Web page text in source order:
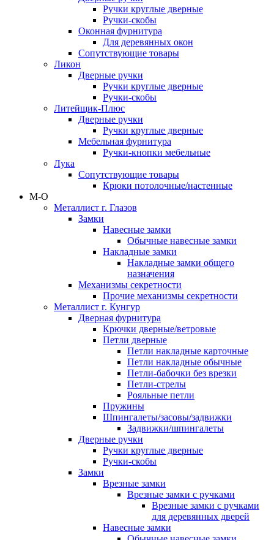
Ручки круглые дверные
Ручки-скобы
Оконная фурнитура
Для деревянных окон
Сопутствующие товары
Ликон
Дверные ручки
Ручки круглые дверные
Ручки-скобы
Литейщик-Плюс
Дверные ручки
Ручки круглые дверные
Мебельная фурнитура
Ручки-кнопки мебельные
Лука
Сопутствующие товары
Крюки потолочные/настенные
М-О
Металлист г. Глазов
Замки
Навесные замки
Обычные навесные замки
Накладные замки
Накладные замки общего
назначения
Механизмы секретности
Прочие механизмы секретности
Металлист г. Кунгур
Дверная фурнитура
Крючки дверные/ветровые
Петли дверные
Петли накладные карточные
Петли накладные обычные
Петли-бабочки без врезки
Петли-стрелы
Рояльные петли
Пружины
Шпингалеты/засовы/задвижки
Задвижки/шпингалеты
Дверные ручки
Ручки круглые дверные
Ручки-скобы
Замки
Врезные замки
Врезные замки с ручками
Врезные замки с ручками
для деревянных дверей
Навесные замки